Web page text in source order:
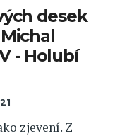
desek
- Holubí
zjevení. Z